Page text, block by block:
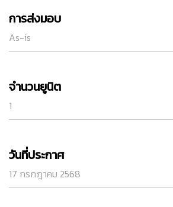
การส่งมอบ
As-is
จำนวนยูนิต
1
วันที่ประกาศ
17 กรกฎาคม 2568